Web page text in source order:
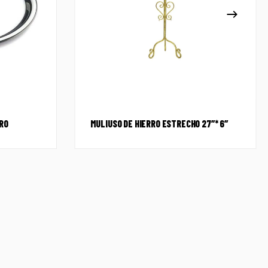
MULIUSO DE HIERRO ESTRECHO 27″* 6″